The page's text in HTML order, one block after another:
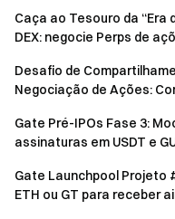
Experimente agora
Para ser elegível
participantes devem
registrar e concluir a
Volume de
Caça ao Tesouro da “Era
DEX: negocie Perps de
Desafio de
Negociação de Ações:
Gate Pré-IPOs Fase 3:
assinaturas em USDT e
Gate Launchpool Projeto
ETH ou GT para receber